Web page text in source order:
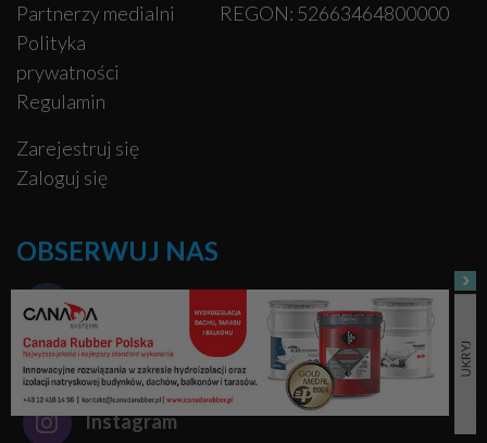
Partnerzy medialni
Polityka
prywatności
Regulamin
Zarejestruj się
Zaloguj się
REGON: 52663464800000
OBSERWUJ NAS
Facebook
Pinterest
Instagram